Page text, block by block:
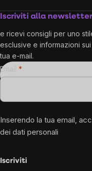
Iscriviti alla newsletter
e ricevi consigli per uno
esclusive e informazioni
tua e-mail.
Email
Inserendo la tua email,
dei dati personali
Iscriviti